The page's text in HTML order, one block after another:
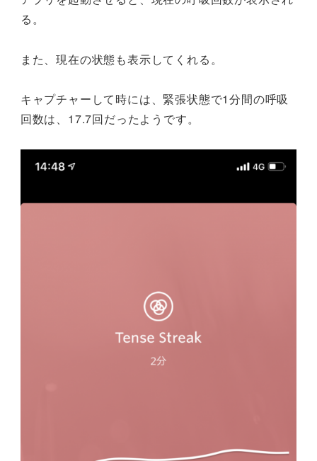
る。
また、現在の状態も表示してくれる。
キャプチャーして時には、緊張状態で1分間の呼吸
回数は、17.7回だったようです。